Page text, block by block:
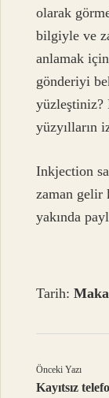
olarak
bilgiyle ve
anlamak
gönderiyi
yüzleştiniz?
yüzyılların
Inkjection
zaman gelir
yakında
Tarih:
Önceki Yazı
Kayıtsız